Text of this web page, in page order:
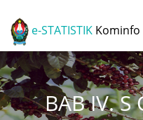
e-STATISTIK Kominfo
BAB IV. S